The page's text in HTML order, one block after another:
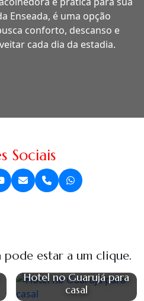
Enseada, é uma opção
conforto, descanso e
cada dia da estadia.
Sociais
pode estar a um clique.
Hotel no Guarujá para
casal